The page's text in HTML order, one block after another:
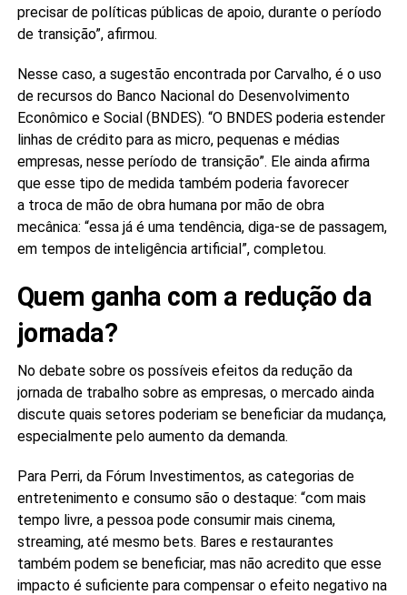
precisar de políticas públicas de apoio, durante o período
de transição”, afirmou.
Nesse caso, a sugestão encontrada por Carvalho, é o uso
de recursos do Banco Nacional do Desenvolvimento
Econômico e Social (BNDES). “O BNDES poderia estender
linhas de crédito para as micro, pequenas e médias
empresas, nesse período de transição”. Ele ainda afirma
que esse tipo de medida também poderia favorecer
a troca de mão de obra humana por mão de obra
mecânica: “essa já é uma tendência, diga-se de passagem,
em tempos de inteligência artificial”, completou.
Quem ganha com a redução da
jornada?
No debate sobre os possíveis efeitos da redução da
jornada de trabalho sobre as empresas, o mercado ainda
discute quais setores poderiam se beneficiar da mudança,
especialmente pelo aumento da demanda.
Para Perri, da Fórum Investimentos, as categorias de
entretenimento e consumo são o destaque: “com mais
tempo livre, a pessoa pode consumir mais cinema,
streaming, até mesmo bets. Bares e restaurantes
também podem se beneficiar, mas não acredito que esse
impacto é suficiente para compensar o efeito negativo na